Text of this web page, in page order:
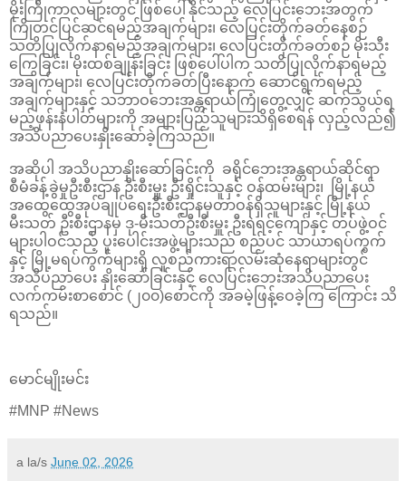
မိုးကြိုကာလများတွင် ဖြစ်ပေါ်နိုင်သည့် လေပြင်းဘေးအတွက်
ကြိုတင်ပြင်ဆင်ရမည့်အချက်များ၊ လေပြင်းတိုက်ခတ်နေစဉ်
သတိပြုလိုက်နာရမည့်အချက်များ၊ လေပြင်းတိုက်ခတ်စဉ် မိုးသီး
ကြွေခြင်း၊ မိုးထစ်ချုန်းခြင်း ဖြစ်ပေါ်ပါက သတိပြုလိုက်နာရမည့်
အချက်များ၊ လေပြင်းတိုက်ခတ်ပြီးနောက် ဆောင်ရွက်ရမည့်
အချက်များနှင့် သဘာဝဘေးအန္တရာယ်ကြုံတွေ့လျှင် ဆက်သွယ်ရ
မည့်ဖုန်းနံပါတ်များကို အများပြည်သူများသိရှိစေရန် လှည့်လည်၍
အသိပညာပေးနှိုးဆော်ခဲ့ကြသည်။
အဆိုပါ အသိပညာနှိုးဆော်ခြင်းကို ခရိုင်ဘေးအန္တရာယ်ဆိုင်ရာ
စီမံခန့်ခွဲမှုဦးစီးဌာန ဦးစီးမှူး ဦးရှိုင်းသူနှင့် ဝန်ထမ်းများ၊ မြို့နယ်
အထွေထွေအုပ်ချုပ်ရေးဦးစီးဌာနမှတာဝန်ရှိသူများနှင့် မြို့နယ်
မီးသတ် ဦးစီးဌာနမှ ဒု-မီးသတ်ဦးစီးမှူး ဦးရဲရင့်ကျော်နှင့် တပ်ဖွဲ့ဝင်
များပါဝင်သည့် ပူးပေါင်းအဖွဲ့များသည် စည်ပင် သာယာရပ်ကွက်
နှင့် မြို့မရပ်ကွက်များရှိ လူစည်ကားရာလမ်းဆုံနေရာများတွင်
အသိပညာပေး နှိုးဆော်ခြင်းနှင့် လေပြင်းဘေးအသိပညာပေး
လက်ကမ်းစာစောင် (၂၀၀)စောင်ကို အခမဲ့ဖြန့်ဝေခဲ့ကြ ကြောင်း သိ
ရသည်။
မောင်မျိုးမင်း
#MNP #News
a la/s June 02, 2026